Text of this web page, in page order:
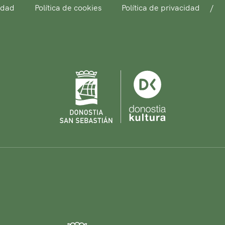
Política de cookies Política de privacidad